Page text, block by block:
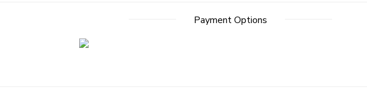
Payment Options